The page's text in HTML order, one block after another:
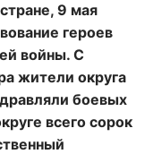
9 мая
героев
войны. С
жители округа
боевых
всего сорок